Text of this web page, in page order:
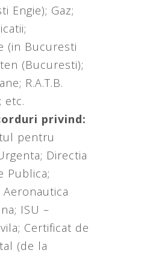
Engie); Gaz;
(in Bucuresti
(Bucuresti);
R.A.T.B.
etc.
privind:
pentru
Directia
Publica;
ISU –
Certificat de
(de la